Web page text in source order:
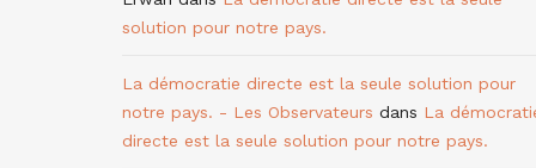
solution pour notre pays.
La démocratie directe est la seule solution pour
notre pays. - Les Observateurs dans La
directe est la seule solution pour notre pays.